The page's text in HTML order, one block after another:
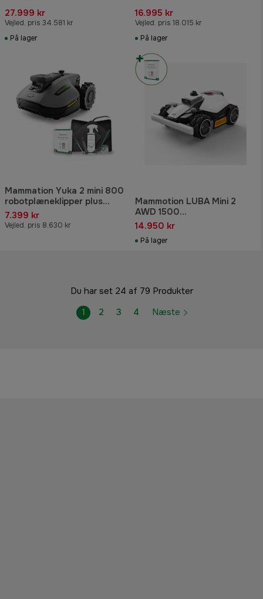
27.999 kr
Vejled. pris 34.581 kr
På lager
16.995 kr
Vejled. pris 18.015 kr
På lager
Mammation Yuka 2 mini 800
robotplæneklipper plus
pakke
7.399 kr
Vejled. pris 8.630 kr
Mammotion LUBA Mini 2
AWD 1500
Robotplæneklipper
14.950 kr
På lager
Du har set 24 af 79 Produkter
1
2 3 4 Næste